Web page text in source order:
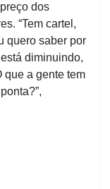
dos
“Tem cartel,
quero saber por
diminuindo,
que a gente tem